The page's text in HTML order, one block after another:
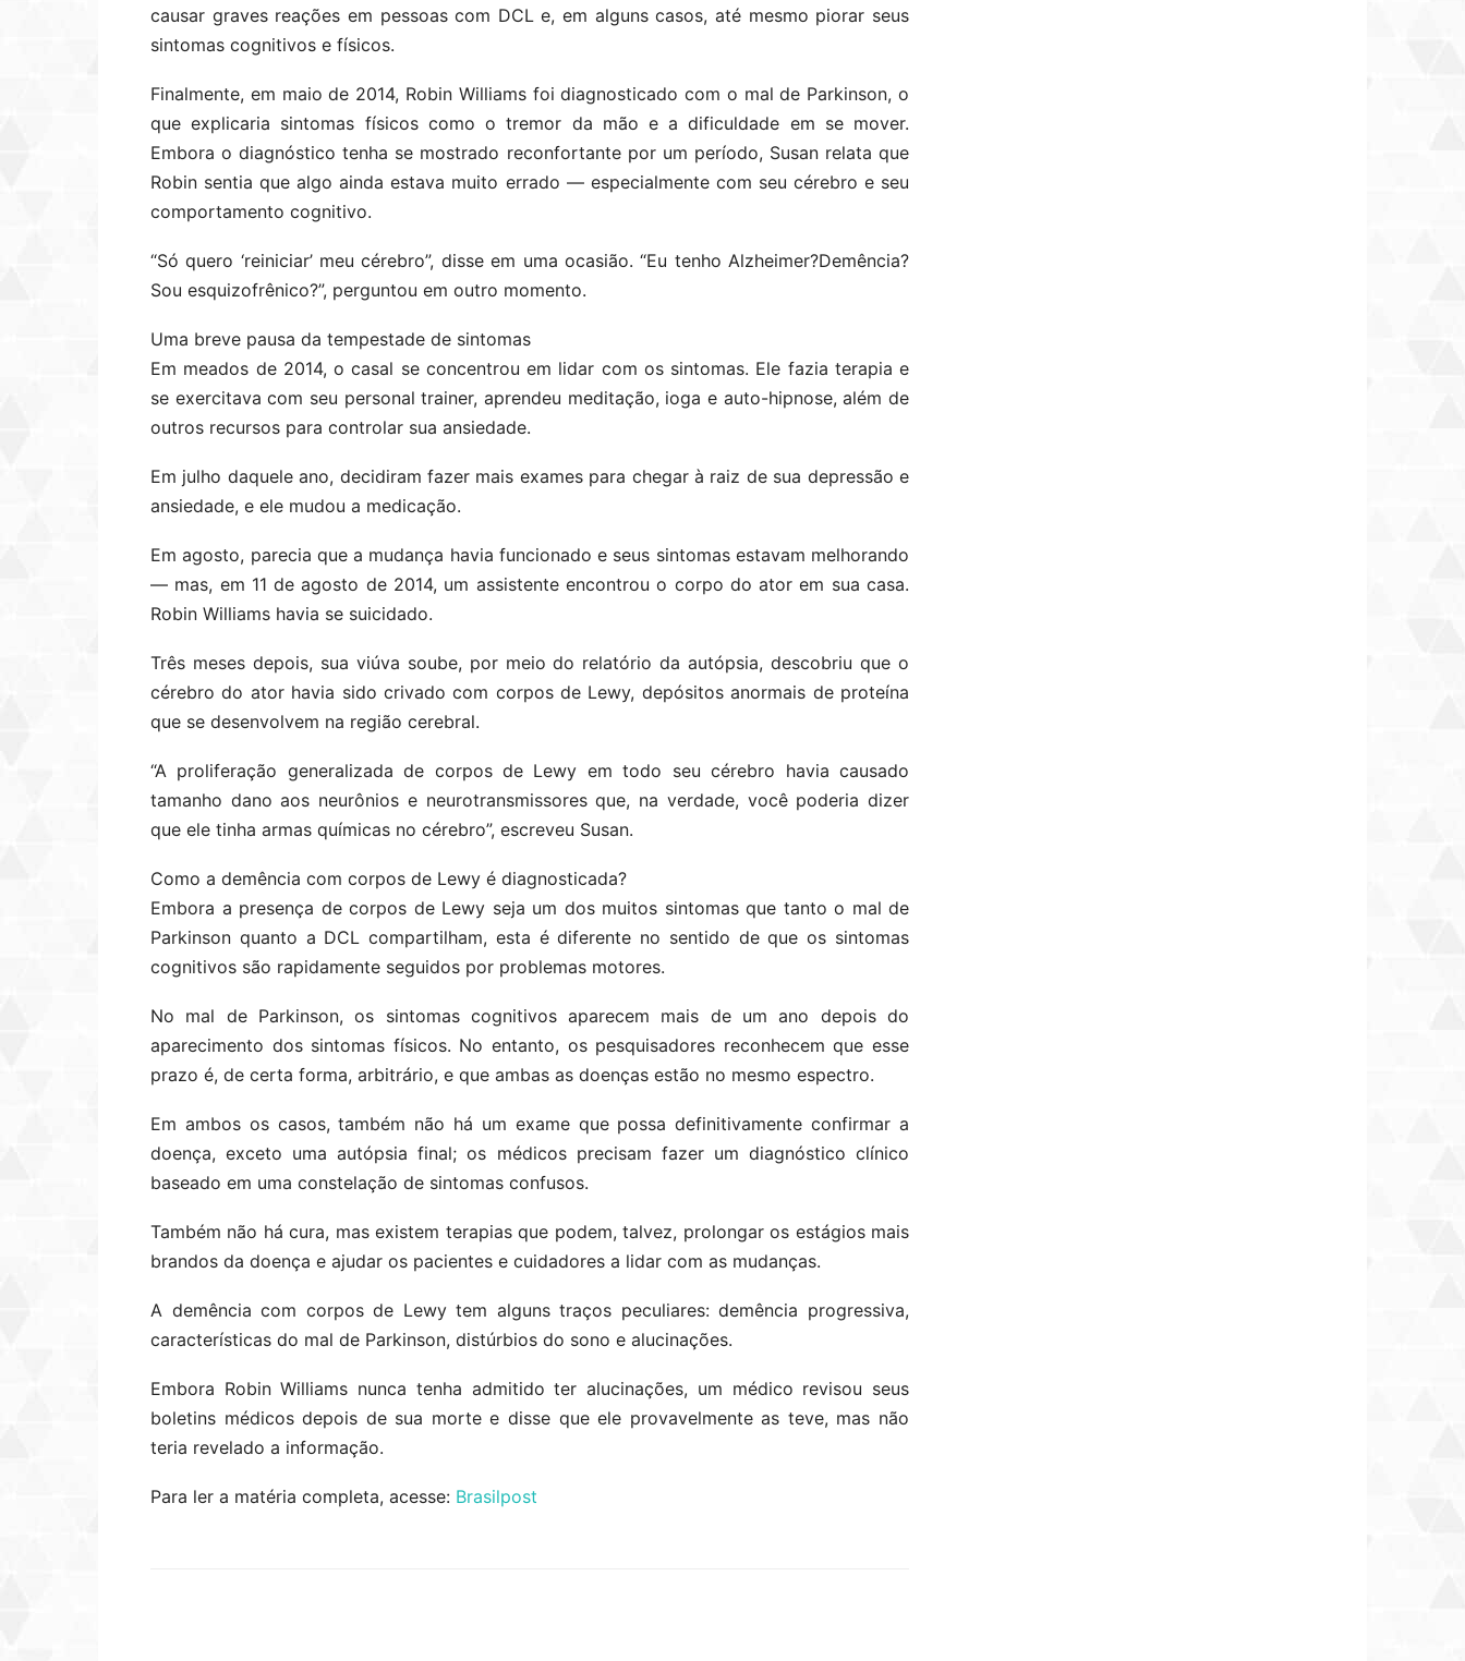
causar graves reações em pessoas com DCL e, em alguns casos, até mesmo piorar seus
sintomas cognitivos e físicos.
Finalmente, em maio de 2014, Robin Williams foi diagnosticado com o mal de Parkinson, o
que explicaria sintomas físicos como o tremor da mão e a dificuldade em se mover.
Embora o diagnóstico tenha se mostrado reconfortante por um período, Susan relata que
Robin sentia que algo ainda estava muito errado — especialmente com seu cérebro e seu
comportamento cognitivo.
“Só quero ‘reiniciar’ meu cérebro”, disse em uma ocasião. “Eu tenho Alzheimer?Demência?
Sou esquizofrênico?”, perguntou em outro momento.
Uma breve pausa da tempestade de sintomas
Em meados de 2014, o casal se concentrou em lidar com os sintomas. Ele fazia terapia e
se exercitava com seu personal trainer, aprendeu meditação, ioga e auto-hipnose, além de
outros recursos para controlar sua ansiedade.
Em julho daquele ano, decidiram fazer mais exames para chegar à raiz de sua depressão e
ansiedade, e ele mudou a medicação.
Em agosto, parecia que a mudança havia funcionado e seus sintomas estavam melhorando
— mas, em 11 de agosto de 2014, um assistente encontrou o corpo do ator em sua casa.
Robin Williams havia se suicidado.
Três meses depois, sua viúva soube, por meio do relatório da autópsia, descobriu que o
cérebro do ator havia sido crivado com corpos de Lewy, depósitos anormais de proteína
que se desenvolvem na região cerebral.
“A proliferação generalizada de corpos de Lewy em todo seu cérebro havia causado
tamanho dano aos neurônios e neurotransmissores que, na verdade, você poderia dizer
que ele tinha armas químicas no cérebro”, escreveu Susan.
Como a demência com corpos de Lewy é diagnosticada?
Embora a presença de corpos de Lewy seja um dos muitos sintomas que tanto o mal de
Parkinson quanto a DCL compartilham, esta é diferente no sentido de que os sintomas
cognitivos são rapidamente seguidos por problemas motores.
No mal de Parkinson, os sintomas cognitivos aparecem mais de um ano depois do
aparecimento dos sintomas físicos. No entanto, os pesquisadores reconhecem que esse
prazo é, de certa forma, arbitrário, e que ambas as doenças estão no mesmo espectro.
Em ambos os casos, também não há um exame que possa definitivamente confirmar a
doença, exceto uma autópsia final; os médicos precisam fazer um diagnóstico clínico
baseado em uma constelação de sintomas confusos.
Também não há cura, mas existem terapias que podem, talvez, prolongar os estágios mais
brandos da doença e ajudar os pacientes e cuidadores a lidar com as mudanças.
A demência com corpos de Lewy tem alguns traços peculiares: demência progressiva,
características do mal de Parkinson, distúrbios do sono e alucinações.
Embora Robin Williams nunca tenha admitido ter alucinações, um médico revisou seus
boletins médicos depois de sua morte e disse que ele provavelmente as teve, mas não
teria revelado a informação.
Para ler a matéria completa, acesse: Brasilpost